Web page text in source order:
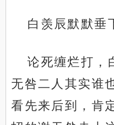
白羡辰默默垂
论死缠烂打，
无咎二人其实谁
看先来后到，肯